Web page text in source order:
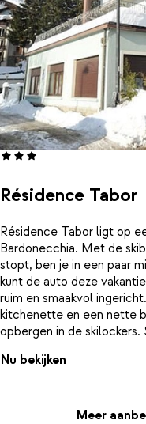
Résidence Tabor
Résidence Tabor ligt op
Bardonecchia. Met de
stopt, ben je in een paar
kunt de auto deze
ruim en smaakvol
kitchenette en een nette
opbergen in de
Nu bekijken
Meer